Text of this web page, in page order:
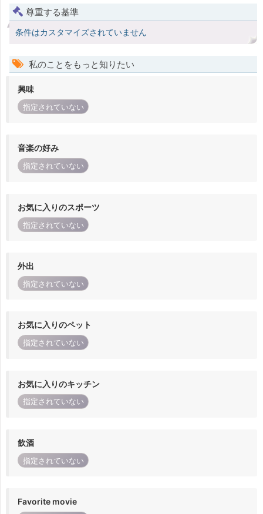
尊重する基準
条件はカスタマイズされていません
私のことをもっと知りたい
興味
指定されていない
音楽の好み
指定されていない
お気に入りのスポーツ
指定されていない
外出
指定されていない
お気に入りのペット
指定されていない
お気に入りのキッチン
指定されていない
飲酒
指定されていない
Favorite movie